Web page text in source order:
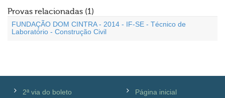
Provas relacionadas (1)
FUNDAÇÃO DOM CINTRA - 2014 - IF-SE - Técnico de
Laboratório - Construção Civil
2ª via do boleto Página inicial